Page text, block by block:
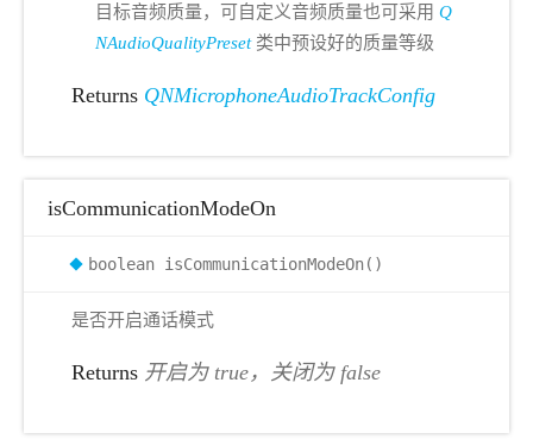
目标音频质量，可自定义音频质量也可采用 Q
NAudioQualityPreset类中预设好的质量等级
Returns QNMicrophoneAudioTrackConfig
isCommunicationModeOn
boolean isCommunicationModeOn()
是否开启通话模式
Returns 开启为 true，关闭为 false